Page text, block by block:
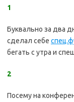
1
Буквально за два
сделал себе
бегать с утра и
2
Посему на